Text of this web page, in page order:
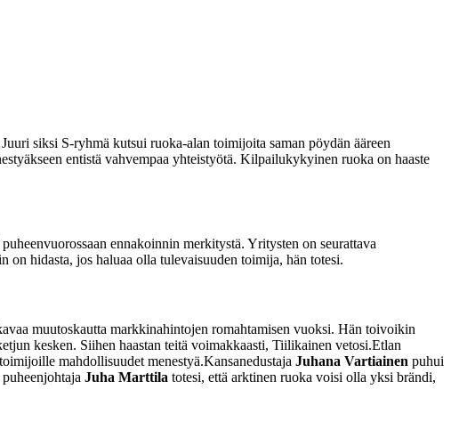
siksi S-ryhmä kutsui ruoka-alan toimijoita saman pöydän ääreen
entistä vahvempaa yhteistyötä. Kilpailukykyinen ruoka on haaste
ennakoinnin merkitystä. Yritysten on seurattava
on hidasta, jos haluaa olla tulevaisuuden toimija, hän totesi.
muutoskautta markkinahintojen romahtamisen vuoksi. Hän toivoikin
kesken. Siihen haastan teitä voimakkaasti, Tiilikainen vetosi.Etlan
mahdollisuudet menestyä.Kansanedustaja Juhana Vartiainen puhui
Juha Marttila totesi, että arktinen ruoka voisi olla yksi brändi,